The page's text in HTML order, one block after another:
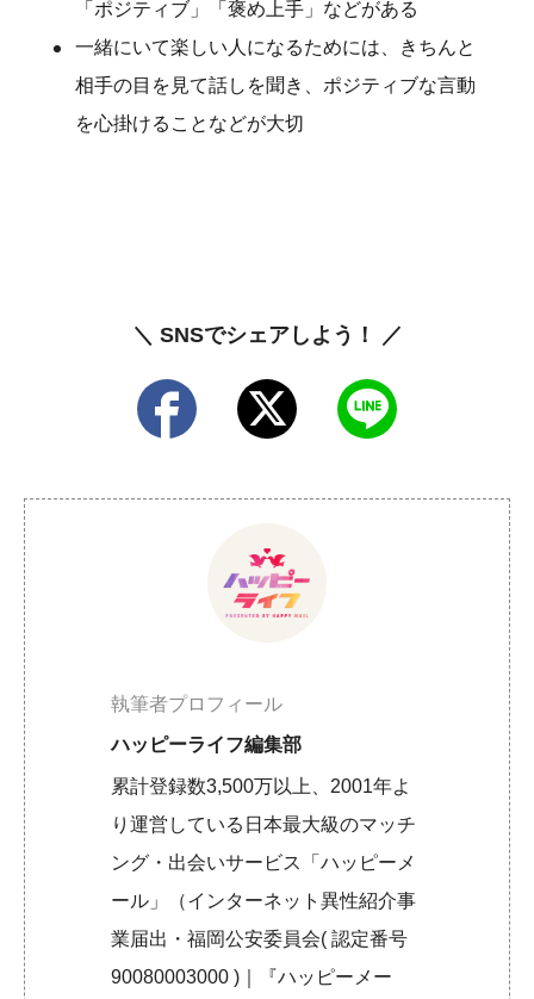
「ポジティブ」「褒め上手」などがある
一緒にいて楽しい人になるためには、きちんと
相手の目を見て話しを聞き、ポジティブな言動
を心掛けることなどが大切
＼ SNSでシェアしよう！ ／
執筆者プロフィール
ハッピーライフ編集部
累計登録数3,500万以上、2001年よ
り運営している日本最大級のマッチ
ング・出会いサービス「ハッピーメ
ール」（インターネット異性紹介事
業届出・福岡公安委員会( 認定番号
90080003000 )｜『ハッピーメー